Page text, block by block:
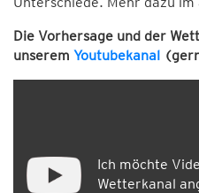
Die Vorhersage und der
unserem Youtubekanal
Ich möchte
Wetterkanal